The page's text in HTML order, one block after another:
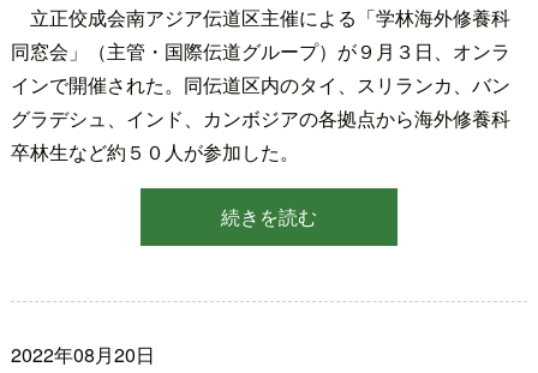
立正佼成会南アジア伝道区主催による「学林海外修養科
同窓会」（主管・国際伝道グループ）が９月３日、オンラ
インで開催された。同伝道区内のタイ、スリランカ、バン
グラデシュ、インド、カンボジアの各拠点から海外修養科
卒林生など約５０人が参加した。
続きを読む
2022年08月20日